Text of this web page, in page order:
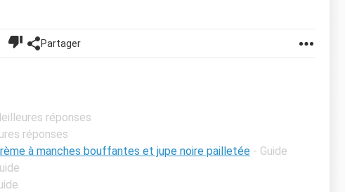
Partager
réponses
réponses
à manches bouffantes et jupe noire pailletée - Guide